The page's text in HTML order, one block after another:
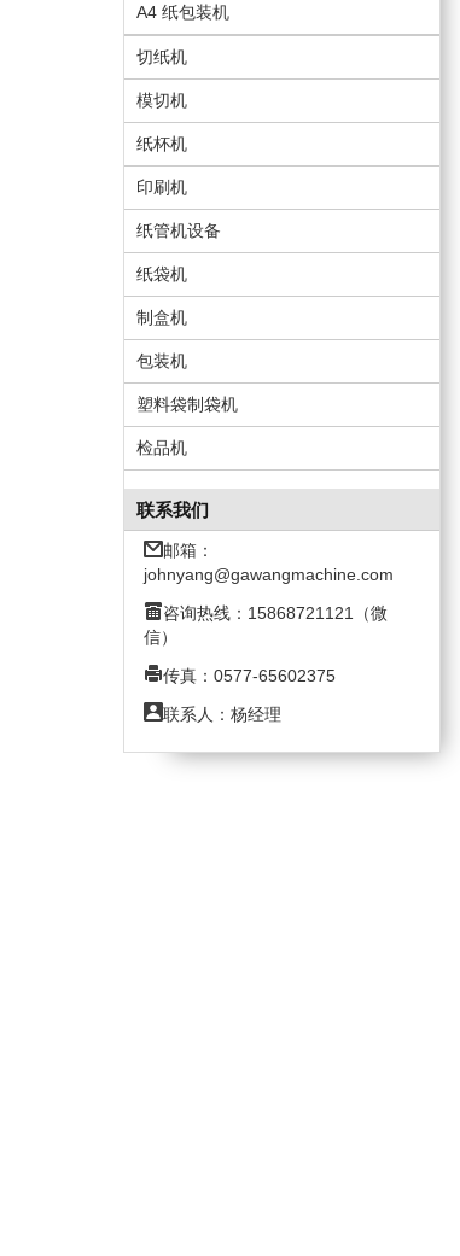
A4 纸包装机
切纸机
模切机
纸杯机
印刷机
纸管机设备
纸袋机
制盒机
包装机
塑料袋制袋机
检品机
联系我们
邮箱：
johnyang@gawangmachine.com
咨询热线：15868721121（微
信）
传真：0577-65602375
联系人：杨经理